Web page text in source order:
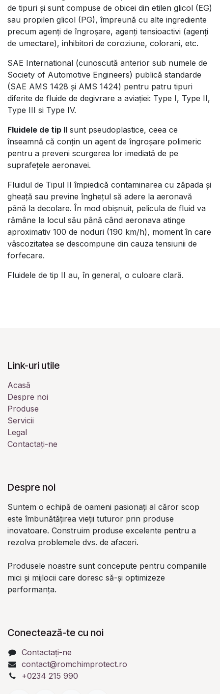
de tipuri și sunt compuse de obicei din etilen glicol (EG)
sau propilen glicol (PG), împreună cu alte ingrediente
precum agenți de îngroșare, agenți tensioactivi (agenți
de umectare), inhibitori de coroziune, colorani, etc.
SAE International (cunoscută anterior sub numele de
Society of Automotive Engineers) publică standarde
(SAE AMS 1428 și AMS 1424) pentru patru tipuri
diferite de fluide de degivrare a aviației: Type I, Type II,
Type III si Type IV.
Fluidele de tip II sunt pseudoplastice, ceea ce
înseamnă că conțin un agent de îngroșare polimeric
pentru a preveni scurgerea lor imediată de pe
suprafețele aeronavei.
Fluidul de Tipul II împiedică contaminarea cu zăpada și
gheață sau previne înghețul să adere la aeronavă
până la decolare. În mod obișnuit, pelicula de fluid va
rămâne la locul său până când aeronava atinge
aproximativ 100 de noduri (190 km/h), moment în care
vâscozitatea se descompune din cauza tensiunii de
forfecare.
Fluidele de tip II au, în general, o culoare clară.
Link-uri utile
Acasă
Despre noi
Produse
Servicii
Legal
Contactați-ne
Despre noi
Suntem o echipă de oameni pasionați al căror scop
este îmbunătățirea vieții tuturor prin produse
inovatoare. Construim produse excelente pentru a
rezolva problemele dvs. de afaceri.
Produsele noastre sunt concepute pentru companiile
mici și mijlocii care doresc să-și optimizeze
performanța.
Conectează-te cu noi
Contactați-ne
contact@romchimprotect.ro
+0234 215 990